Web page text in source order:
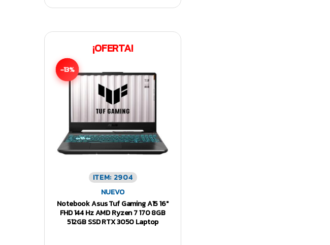
¡OFERTA!
-13%
ITEM: 2904
NUEVO
Notebook Asus Tuf Gaming A15 16″
FHD 144 Hz AMD Ryzen 7 170 8GB
512GB SSD RTX 3050 Laptop